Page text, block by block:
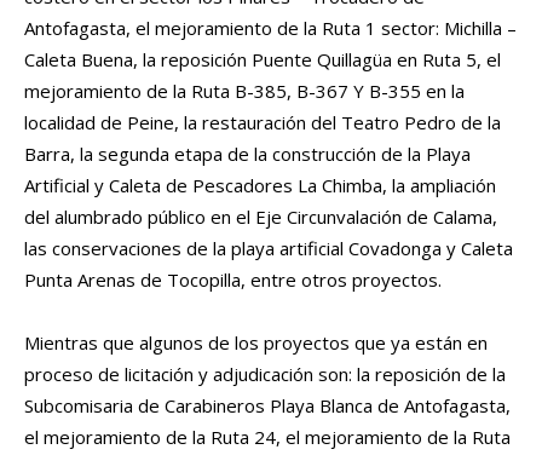
Antofagasta, el mejoramiento de la Ruta 1 sector: Michilla –
Caleta Buena, la reposición Puente Quillagüa en Ruta 5, el
mejoramiento de la Ruta B-385, B-367 Y B-355 en la
localidad de Peine, la restauración del Teatro Pedro de la
Barra, la segunda etapa de la construcción de la Playa
Artificial y Caleta de Pescadores La Chimba, la ampliación
del alumbrado público en el Eje Circunvalación de Calama,
las conservaciones de la playa artificial Covadonga y Caleta
Punta Arenas de Tocopilla, entre otros proyectos.
Mientras que algunos de los proyectos que ya están en
proceso de licitación y adjudicación son: la reposición de la
Subcomisaria de Carabineros Playa Blanca de Antofagasta,
el mejoramiento de la Ruta 24, el mejoramiento de la Ruta